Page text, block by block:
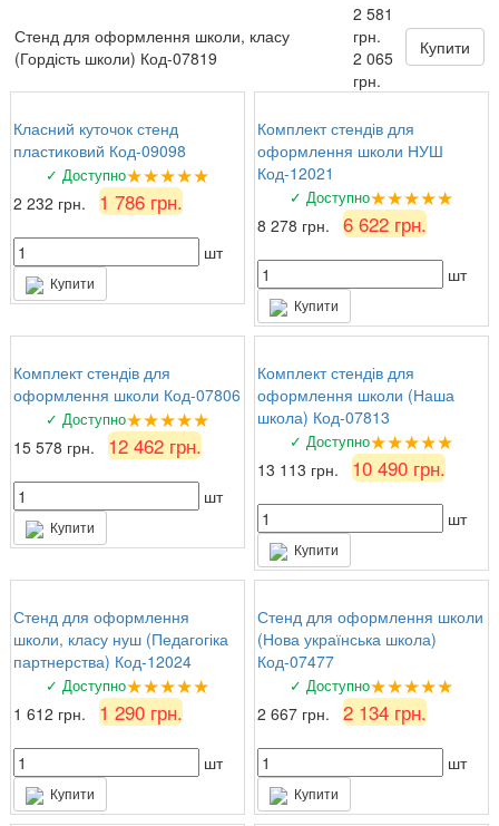
: Потішило, що можна замовити
табличку за індивідуальним ескізом!
Стенд для оформлення школи, класу
(Гордість школи) Код-07819
2 581
грн.
2 065
грн.
Купити
Класний куточок стенд
пластиковий Код-09098
✓ Доступно★★★★★
2 232 грн. 1 786 грн.
шт
Купити
Комплект стендів для
оформлення школи НУШ
Код-12021
✓ Доступно★★★★★
8 278 грн. 6 622 грн.
шт
Купити
Комплект стендів для
оформлення школи Код-07806
✓ Доступно★★★★★
15 578 грн. 12 462 грн.
шт
Купити
Комплект стендів для
оформлення школи (Наша
школа) Код-07813
✓ Доступно★★★★★
13 113 грн. 10 490 грн.
шт
Купити
Стенд для оформлення
школи, класу нуш (Педагогіка
партнерства) Код-12024
✓ Доступно★★★★★
1 612 грн. 1 290 грн.
шт
Купити
Стенд для оформлення школи
(Нова українська школа)
Код-07477
✓ Доступно★★★★★
2 667 грн. 2 134 грн.
шт
Купити